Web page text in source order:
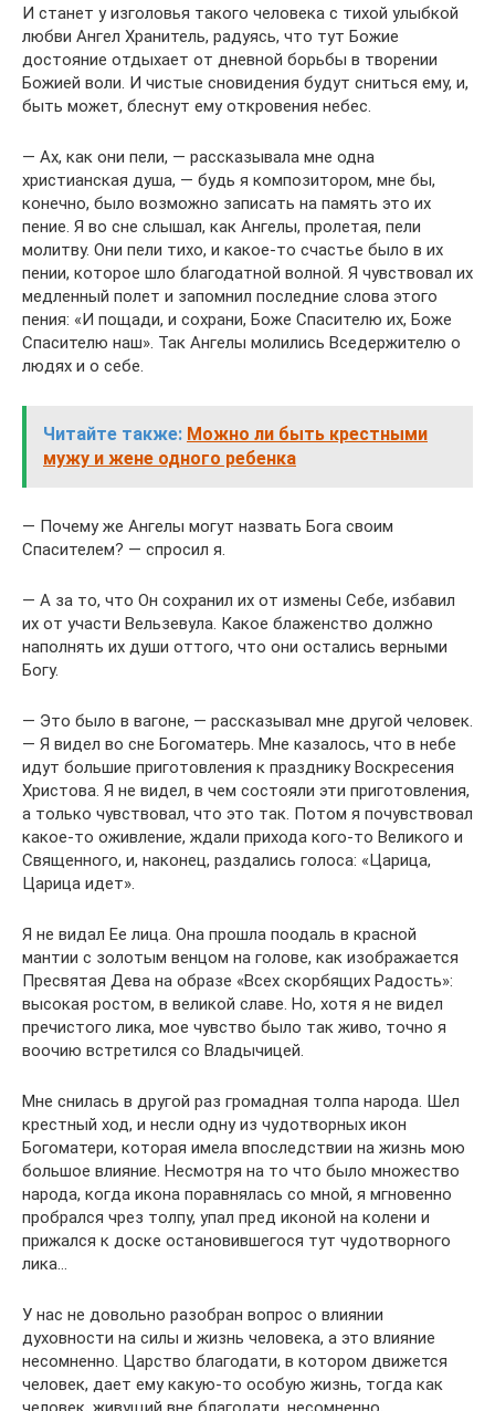
И станет у изголовья такого человека с тихой улыбкой
любви Ангел Хранитель, радуясь, что тут Божие
достояние отдыхает от дневной борьбы в творении
Божией воли. И чистые сновидения будут сниться ему, и,
быть может, блеснут ему откровения небес.
— Ах, как они пели, — рассказывала мне одна
христианская душа, — будь я композитором, мне бы,
конечно, было возможно записать на память это их
пение. Я во сне слышал, как Ангелы, пролетая, пели
молитву. Они пели тихо, и какое-то счастье было в их
пении, которое шло благодатной волной. Я чувствовал их
медленный полет и запомнил последние слова этого
пения: «И пощади, и сохрани, Боже Спасителю их, Боже
Спасителю наш». Так Ангелы молились Вседержителю о
людях и о себе.
Читайте также: Можно ли быть крестными
мужу и жене одного ребенка
— Почему же Ангелы могут назвать Бога своим
Спасителем? — спросил я.
— А за то, что Он сохранил их от измены Себе, избавил
их от участи Вельзевула. Какое блаженство должно
наполнять их души оттого, что они остались верными
Богу.
— Это было в вагоне, — рассказывал мне другой человек.
— Я видел во сне Богоматерь. Мне казалось, что в небе
идут большие приготовления к празднику Воскресения
Христова. Я не видел, в чем состояли эти приготовления,
а только чувствовал, что это так. Потом я почувствовал
какое-то оживление, ждали прихода кого-то Великого и
Священного, и, наконец, раздались голоса: «Царица,
Царица идет».
Я не видал Ее лица. Она прошла поодаль в красной
мантии с золотым венцом на голове, как изображается
Пресвятая Дева на образе «Всех скорбящих Радость»:
высокая ростом, в великой славе. Но, хотя я не видел
пречистого лика, мое чувство было так живо, точно я
воочию встретился со Владычицей.
Мне снилась в другой раз громадная толпа народа. Шел
крестный ход, и несли одну из чудотворных икон
Богоматери, которая имела впоследствии на жизнь мою
большое влияние. Несмотря на то что было множество
народа, когда икона поравнялась со мной, я мгновенно
пробрался чрез толпу, упал пред иконой на колени и
прижался к доске остановившегося тут чудотворного
лика…
У нас не довольно разобран вопрос о влиянии
духовности на силы и жизнь человека, а это влияние
несомненно. Царство благодати, в котором движется
человек, дает ему какую-то особую жизнь, тогда как